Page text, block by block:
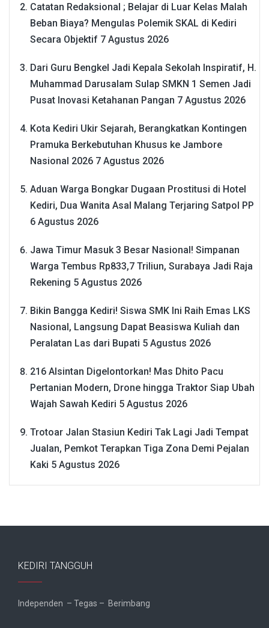
Catatan Redaksional ; Belajar di Luar Kelas Malah
Beban Biaya? Mengulas Polemik SKAL di Kediri
Secara Objektif 7 Agustus 2026
Dari Guru Bengkel Jadi Kepala Sekolah Inspiratif, H.
Muhammad Darusalam Sulap SMKN 1 Semen Jadi
Pusat Inovasi Ketahanan Pangan 7 Agustus 2026
Kota Kediri Ukir Sejarah, Berangkatkan Kontingen
Pramuka Berkebutuhan Khusus ke Jambore
Nasional 2026 7 Agustus 2026
Aduan Warga Bongkar Dugaan Prostitusi di Hotel
Kediri, Dua Wanita Asal Malang Terjaring Satpol PP
6 Agustus 2026
Jawa Timur Masuk 3 Besar Nasional! Simpanan
Warga Tembus Rp833,7 Triliun, Surabaya Jadi Raja
Rekening 5 Agustus 2026
Bikin Bangga Kediri! Siswa SMK Ini Raih Emas LKS
Nasional, Langsung Dapat Beasiswa Kuliah dan
Peralatan Las dari Bupati 5 Agustus 2026
216 Alsintan Digelontorkan! Mas Dhito Pacu
Pertanian Modern, Drone hingga Traktor Siap Ubah
Wajah Sawah Kediri 5 Agustus 2026
Trotoar Jalan Stasiun Kediri Tak Lagi Jadi Tempat
Jualan, Pemkot Terapkan Tiga Zona Demi Pejalan
Kaki 5 Agustus 2026
KEDIRI TANGGUH
Independen – Tegas – Berimbang